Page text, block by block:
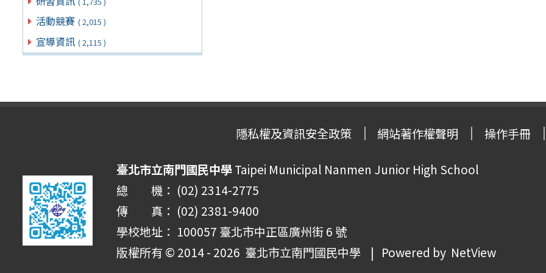
活動競賽 ( 2,015 )
宣導資訊 ( 2,115 )
隱私權及資訊安全政策 網站著作權聲明 操作手冊
臺北市立南門國民中學Taipei Municipal Nanmen Junior High School
總 機： (02) 2314-2775
傳 真： (02) 2381-9400
學校地址： 100057 臺北市中正區廣州街 6 號
版權所有 © 2014 - 2026 臺北市立南門國民中學 | Powered by NetView